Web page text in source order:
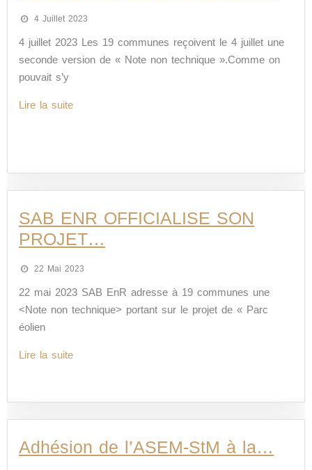
4 Juillet 2023
4 juillet 2023 Les 19 communes reçoivent le 4 juillet une
seconde version de « Note non technique ».Comme on
pouvait s’y
Lire la suite
SAB ENR OFFICIALISE SON
PROJET…
22 Mai 2023
22 mai 2023 SAB EnR adresse à 19 communes une
<Note non technique> portant sur le projet de « Parc
éolien
Lire la suite
Adhésion de l’ASEM-StM à la…